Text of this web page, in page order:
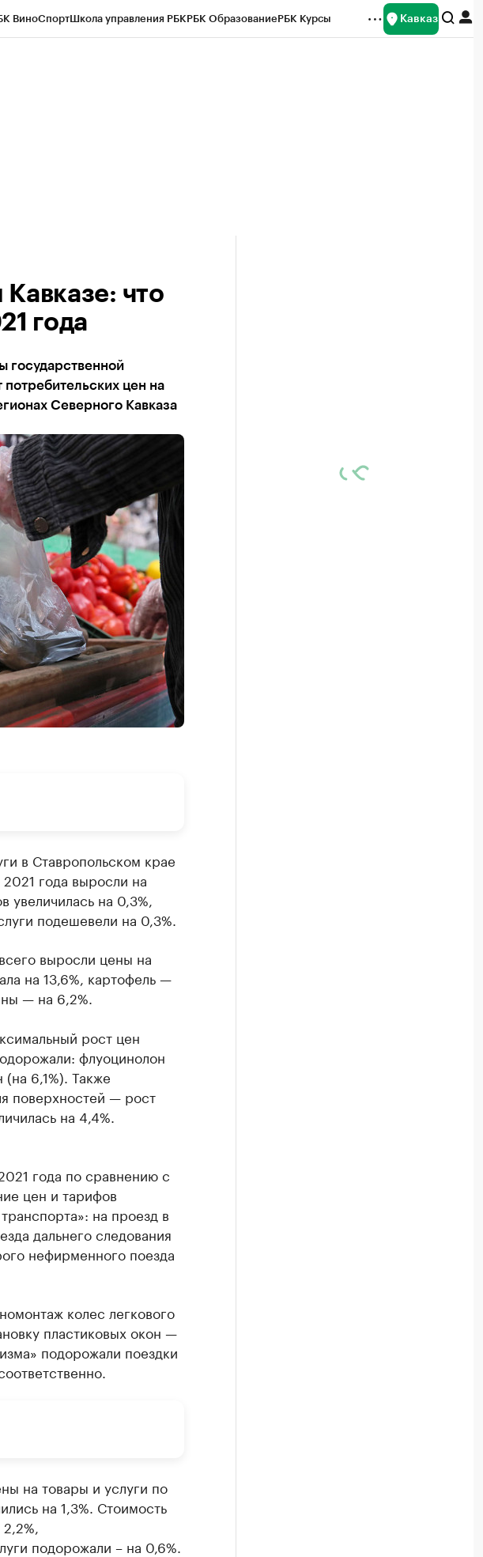
ВиноСпортШкола управления РБКРБК ОбразованиеРБК Курсы Кавказ
что
года
государственной
цен на
Северного Кавказа
в Ставропольском крае
года выросли на
увеличилась на 0,3%,
подешевели на 0,3%.
выросли цены на
на 13,6%, картофель —
— на 6,2%.
рост цен
флуоцинолон
(на 6,1%). Также
поверхностей — рост
на 4,4%.
года по сравнению с
цен и тарифов
на проезд в
дальнего следования
нефирменного поезда
колес легкового
пластиковых окон —
подорожали поездки
на товары и услуги по
на 1,3%. Стоимость
подорожали – на 0,6%.